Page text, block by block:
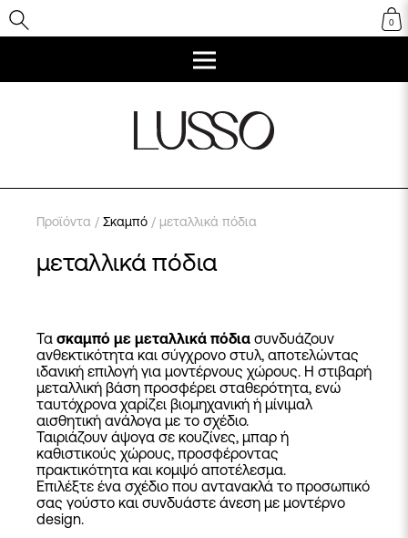
0
Προϊόντα / Σκαμπό / μεταλλικά πόδια
μεταλλικά πόδια
Τα σκαμπό με μεταλλικά πόδια συνδυάζουν
ανθεκτικότητα και σύγχρονο στυλ, αποτελώντας
ιδανική επιλογή για μοντέρνους χώρους. Η στιβαρή
μεταλλική βάση προσφέρει σταθερότητα, ενώ
ταυτόχρονα χαρίζει βιομηχανική ή μίνιμαλ
αισθητική ανάλογα με το σχέδιο.
Ταιριάζουν άψογα σε κουζίνες, μπαρ ή
καθιστικούς χώρους, προσφέροντας
πρακτικότητα και κομψό αποτέλεσμα.
Επιλέξτε ένα σχέδιο που αντανακλά το προσωπικό
σας γούστο και συνδυάστε άνεση με μοντέρνο
design.